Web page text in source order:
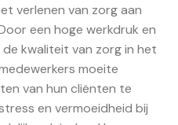
verlenen van zorg aan
een hoge werkdruk en
kwaliteit van zorg in het
moeite
van hun cliënten te
en vermoeidheid bij